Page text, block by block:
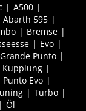
A500
Abarth 595
Bremse
Evo
Grande Punto
Kupplung
Punto Evo
Turbo
Öl